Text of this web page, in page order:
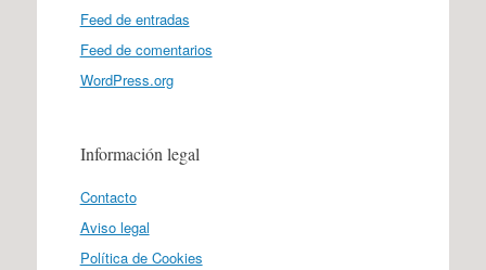
Feed de entradas
Feed de comentarios
WordPress.org
Información legal
Contacto
Aviso legal
Política de Cookies